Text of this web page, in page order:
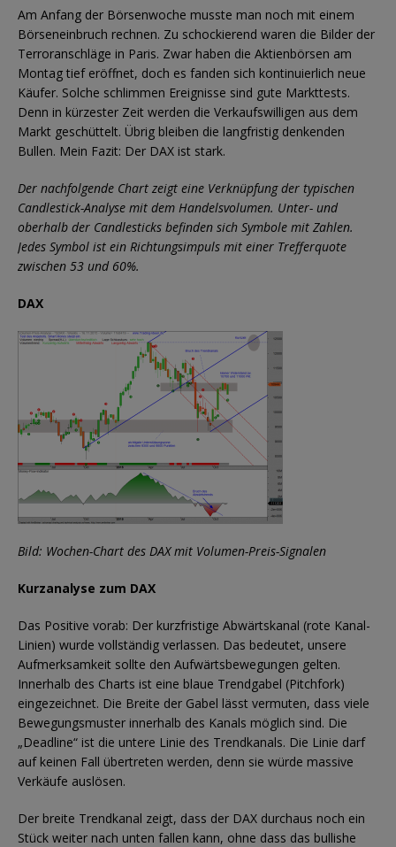
Am Anfang der Börsenwoche musste man noch mit einem
Börseneinbruch rechnen. Zu schockierend waren die Bilder der
Terroranschläge in Paris. Zwar haben die Aktienbörsen am
Montag tief eröffnet, doch es fanden sich kontinuierlich neue
Käufer. Solche schlimmen Ereignisse sind gute Markttests.
Denn in kürzester Zeit werden die Verkaufswilligen aus dem
Markt geschüttelt. Übrig bleiben die langfristig denkenden
Bullen. Mein Fazit: Der DAX ist stark.
Der nachfolgende Chart zeigt eine Verknüpfung der typischen
Candlestick-Analyse mit dem Handelsvolumen. Unter- und
oberhalb der Candlesticks befinden sich Symbole mit Zahlen.
Jedes Symbol ist ein Richtungsimpuls mit einer Trefferquote
zwischen 53 und 60%.
DAX
Bild: Wochen-Chart des DAX mit Volumen-Preis-Signalen
Kurzanalyse zum DAX
Das Positive vorab: Der kurzfristige Abwärtskanal (rote Kanal-
Linien) wurde vollständig verlassen. Das bedeutet, unsere
Aufmerksamkeit sollte den Aufwärtsbewegungen gelten.
Innerhalb des Charts ist eine blaue Trendgabel (Pitchfork)
eingezeichnet. Die Breite der Gabel lässt vermuten, dass viele
Bewegungsmuster innerhalb des Kanals möglich sind. Die
„Deadline“ ist die untere Linie des Trendkanals. Die Linie darf
auf keinen Fall übertreten werden, denn sie würde massive
Verkäufe auslösen.
Der breite Trendkanal zeigt, dass der DAX durchaus noch ein
Stück weiter nach unten fallen kann, ohne dass das bullishe